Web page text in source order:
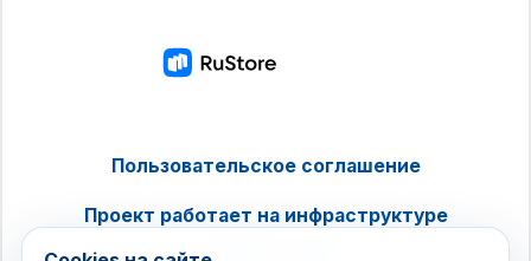
Пользовательское соглашение
Проект работает на инфраструктуре